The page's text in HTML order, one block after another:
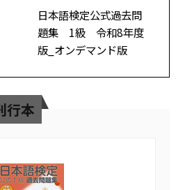
日本語検定公式過去問
題集 1級 令和8年度
版_オンデマンド版
行本